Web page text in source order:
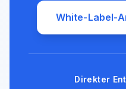
White-Label-
Direkter